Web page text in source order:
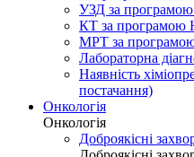
УЗД за
КТ за
МРТ за
Лабораторна
Наявність
постачання)
Онкологія
Онкологія
Доброякісні